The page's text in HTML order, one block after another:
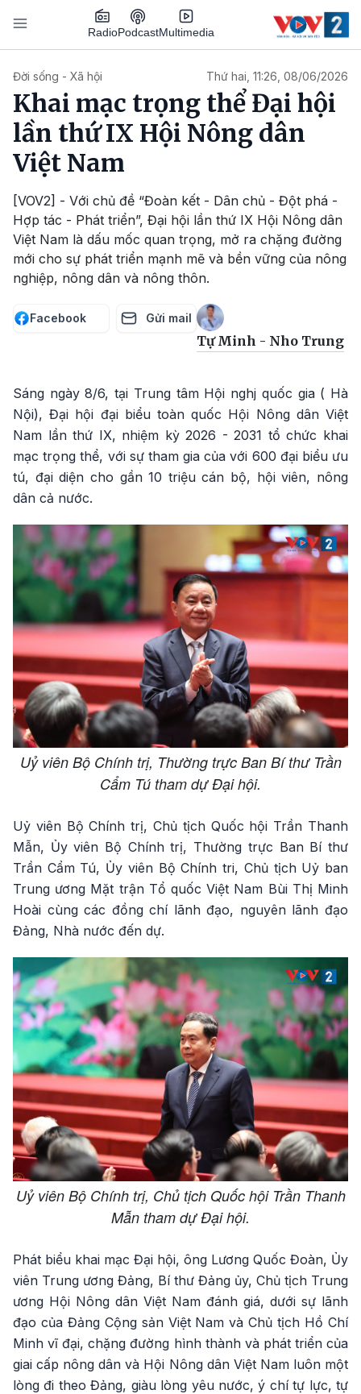
Nhảy đến nội dung
RadioPodcastMultimedia
Đời sống - Xã hội Thứ hai, 11:26, 08/06/2026
Khai mạc trọng thể Đại hội
lần thứ IX Hội Nông dân
Việt Nam
[VOV2] - Với chủ đề “Đoàn kết - Dân chủ - Đột phá -
Hợp tác - Phát triển”, Đại hội lần thứ IX Hội Nông dân
Việt Nam là dấu mốc quan trọng, mở ra chặng đường
mới cho sự phát triển mạnh mẽ và bền vững của nông
nghiệp, nông dân và nông thôn.
Facebook Gửi mail
Tự Minh - Nho Trung
Sáng ngày 8/6, tại Trung tâm Hội nghj quốc gia ( Hà
Nội), Đại hội đại biểu toàn quốc Hội Nông dân Việt
Nam lần thứ IX, nhiệm kỳ 2026 - 2031 tổ chức khai
mạc trọng thể, với sự tham gia của với 600 đại biểu ưu
tú, đại diện cho gần 10 triệu cán bộ, hội viên, nông
dân cả nước.
Uỷ viên Bộ Chính trị, Thường trực Ban Bí thư Trần
Cẩm Tú tham dự Đại hội.
Uỷ viên Bộ Chính trị, Chủ tịch Quốc hội Trần Thanh
Mẫn, Ủy viên Bộ Chính trị, Thường trực Ban Bí thư
Trần Cẩm Tú, Ủy viên Bộ Chính tri, Chủ tịch Uỷ ban
Trung ương Mặt trận Tổ quốc Việt Nam Bùi Thị Minh
Hoài cùng các đồng chí lãnh đạo, nguyên lãnh đạo
Đảng, Nhà nước đến dự.
Uỷ viên Bộ Chính trị, Chủ tịch Quốc hội Trần Thanh
Mẫn tham dự Đại hội.
Phát biểu khai mạc Đại hội, ông Lương Quốc Đoàn, Ủy
viên Trung ương Đảng, Bí thư Đảng ủy, Chủ tịch Trung
ương Hội Nông dân Việt Nam đánh giá, dưới sự lãnh
đạo của Đảng Cộng sản Việt Nam và Chủ tịch Hồ Chí
Minh vĩ đại, chặng đường hình thành và phát triển của
giai cấp nông dân và Hội Nông dân Việt Nam luôn một
lòng đi theo Đảng, giàu lòng yêu nước, ý chí tự lực, tự